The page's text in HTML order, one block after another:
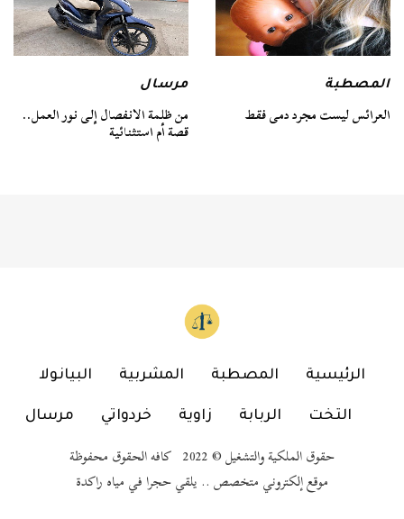
المصطبة
العرائس ليست مجرد دمى فقط
مرسال
من ظلمة الانفصال إلى نور العمل..
قصة أم استثنائية
الرئيسية المصطبة المشربية البيانولا
التخت الربابة زاوية خردواتي مرسال
حقوق الملكية والتشغيل © 2022 كافه الحقوق محفوظة
موقع إلكتروني متخصص .. يلقي حجرا في مياه راكدة